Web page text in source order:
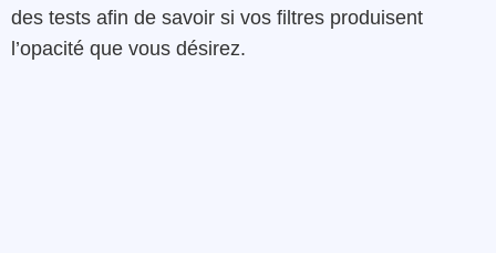
des tests afin de savoir si vos filtres produisent
l’opacité que vous désirez.